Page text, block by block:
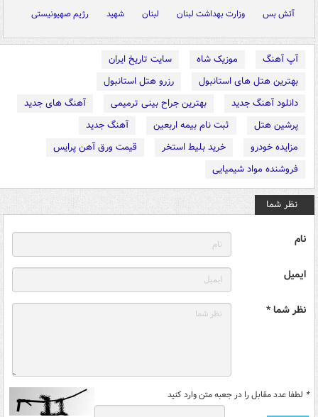
آتش بس وزارت بهداشت لبنان لبنان شهید رژیم صهیونیستی
آپ آهنگ موزیک شاه
سایت تاریخ ایران
بهترین هتل های استانبول
رزرو هتل استانبول
دانلود آهنگ جدید
بهترین جراح بینی ترمیمی
آهنگ های جدید
پرشین هتل
ثبت نام بیمه اربعین
آهنگ جدید
مزایده خودرو
خرید بلیط استخر
قیمت ورق آهن پرایس
فروشنده مواد شیمیایی
نظر شما
نام
ایمیل
نظر شما *
* لطفا عدد مقابل را در جعبه متن وارد کنید